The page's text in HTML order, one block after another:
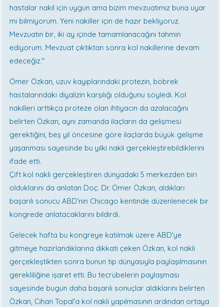
hastalar nakil için uygun ama bizim mevzuatımız buna uyar
mı bilmiyorum. Yeni nakiller için de hazır bekliyoruz.
Mevzuatın bir, iki ay içinde tamamlanacağını tahmin
ediyorum. Mevzuat çıktıktan sonra kol nakillerine devam
edeceğiz."
Ömer Özkan, uzuv kayıplarındaki protezin, böbrek
hastalarındaki diyalizin karşılığı olduğunu söyledi. Kol
nakilleri arttıkça proteze olan ihtiyacın da azalacağını
belirten Özkan, aynı zamanda ilaçların da gelişmesi
gerektiğini, beş yıl öncesine göre ilaçlarda büyük gelişme
yaşanması sayesinde bu yılki nakli gerçekleştirebildiklerini
ifade etti.
Çift kol nakli gerçekleştiren dünyadaki 5 merkezden biri
olduklarını da anlatan Doç. Dr. Ömer Özkan, aldıkları
başarılı sonucu ABD'nin Chicago kentinde düzenlenecek bir
kongrede anlatacaklarını bildirdi.
Gelecek hafta bu kongreye katılmak üzere ABD'ye
gitmeye hazırlandıklarına dikkati çeken Özkan, kol nakli
gerçekleştikten sonra bunun tıp dünyasıyla paylaşılmasının
gerekliliğine işaret etti. Bu tecrübelerin paylaşması
sayesinde bugün daha başarılı sonuçlar aldıklarını belirten
Özkan, Cihan Topal'a kol nakli yapılmasının ardından ortaya